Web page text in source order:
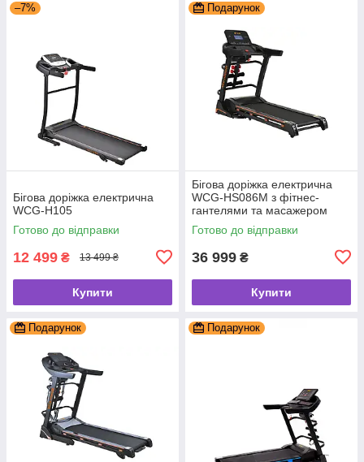
–7%
Бігова доріжка електрична
WCG-H105
Готово до відправки
12 499 ₴ 13 499 ₴
Купити
Подарунок
Бігова доріжка електрична
WCG-HS086M з фітнес-
гантелями та масажером
Готово до відправки
36 999 ₴
Купити
Подарунок Подарунок